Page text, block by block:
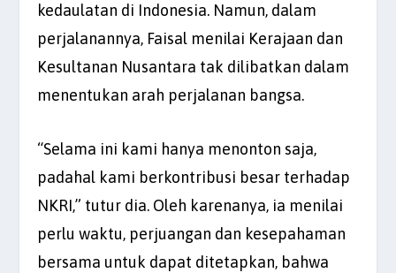
kedaulatan di Indonesia. Namun, dalam
perjalanannya, Faisal menilai Kerajaan dan
Kesultanan Nusantara tak dilibatkan dalam
menentukan arah perjalanan bangsa.
“Selama ini kami hanya menonton saja,
padahal kami berkontribusi besar terhadap
NKRI,” tutur dia. Oleh karenanya, ia menilai
perlu waktu, perjuangan dan kesepahaman
bersama untuk dapat ditetapkan, bahwa